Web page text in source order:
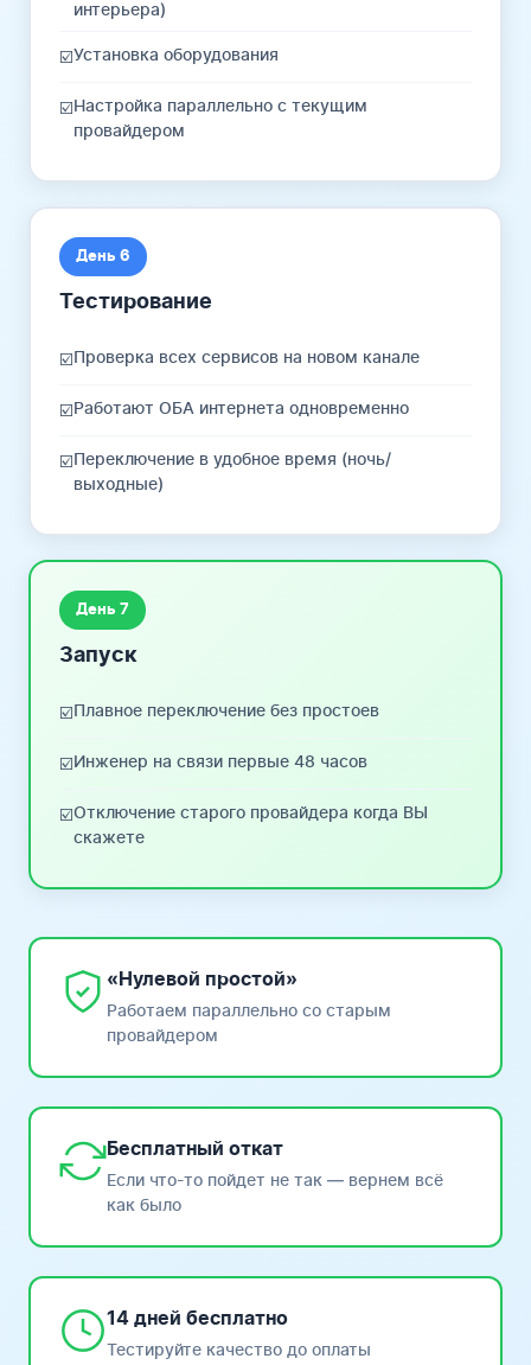
интерьера)
☑️Установка оборудования
☑️Настройка параллельно с текущим
провайдером
День 6
Тестирование
☑️Проверка всех сервисов на новом канале
☑️Работают ОБА интернета одновременно
☑️Переключение в удобное время (ночь/
выходные)
День 7
Запуск
☑️Плавное переключение без простоев
☑️Инженер на связи первые 48 часов
☑️Отключение старого провайдера когда ВЫ
скажете
«Нулевой простой»
Работаем параллельно со старым
провайдером
Бесплатный откат
Если что-то пойдет не так — вернем всё
как было
14 дней бесплатно
Тестируйте качество до оплаты